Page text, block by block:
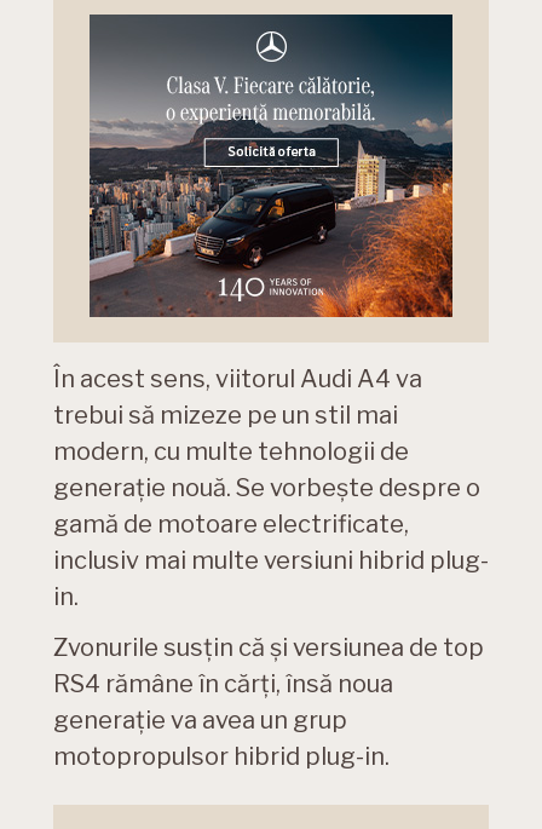
În acest sens, viitorul Audi A4 va
trebui să mizeze pe un stil mai
modern, cu multe tehnologii de
generație nouă. Se vorbește despre o
gamă de motoare electrificate,
inclusiv mai multe versiuni hibrid plug-
in.
Zvonurile susțin că și versiunea de top
RS4 rămâne în cărți, însă noua
generație va avea un grup
motopropulsor hibrid plug-in.